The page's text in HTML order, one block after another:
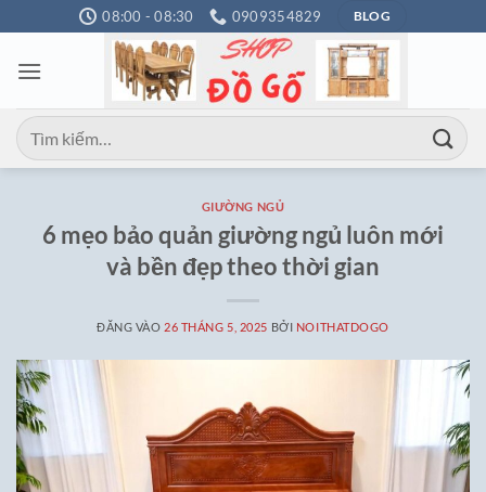
qua
nội
08:00 - 08:30 0909354829 BLOG
Tìm
kiếm:
GIƯỜNG NGỦ
6 mẹo bảo quản giường ngủ luôn mới
và bền đẹp theo thời gian
ĐĂNG VÀO 26 THÁNG 5, 2025 BỞI NOITHATDOGO